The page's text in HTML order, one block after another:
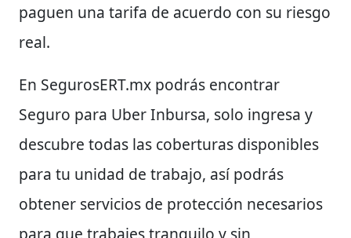
paguen una tarifa de acuerdo con su riesgo
real.
En SegurosERT.mx podrás encontrar
Seguro para Uber Inbursa, solo ingresa y
descubre todas las coberturas disponibles
para tu unidad de trabajo, así podrás
obtener servicios de protección necesarios
para que trabajes tranquilo y sin